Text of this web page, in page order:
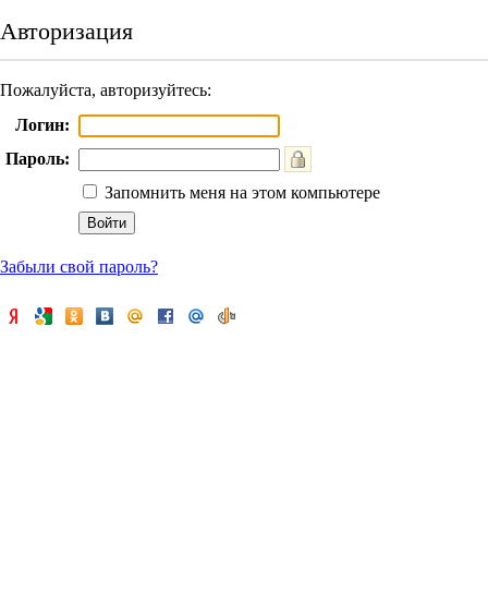
Авторизация
Пожалуйста, авторизуйтесь:
Логин:
Пароль:
Запомнить меня на этом компьютере
Забыли свой пароль?